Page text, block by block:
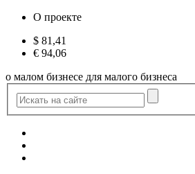
О проекте
$ 81,41
€ 94,06
о малом бизнесе для малого бизнеса